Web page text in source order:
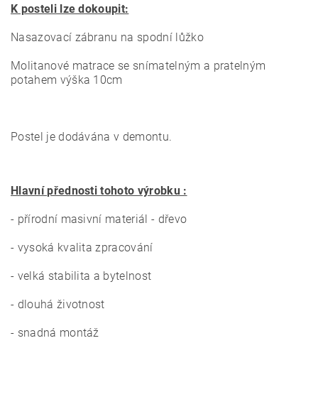
K posteli lze dokoupit:
Nasazovací zábranu na spodní lůžko
Molitanové matrace se snímatelným a pratelným
potahem výška 10cm
Postel je dodávána v demontu.
Hlavní přednosti tohoto výrobku :
- přírodní masivní materiál - dřevo
- vysoká kvalita zpracování
- velká stabilita a bytelnost
- dlouhá životnost
- snadná montáž